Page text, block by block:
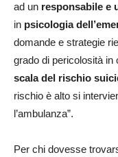
ad un responsabile e
in psicologia
domande e strategie
grado di pericolosità in
scala del rischio
rischio è alto si
l’ambulanza”.
Per chi dovesse